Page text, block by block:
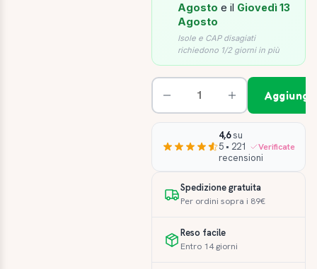
Agosto e il Giovedì 13
Agosto
Isole e CAP disagiati
richiedono 1/2 giorni in più
4,6su
5 • 221
recensioni
Verificate
Spedizione gratuita
Per ordini sopra i 89€
Reso facile
Entro 14 giorni